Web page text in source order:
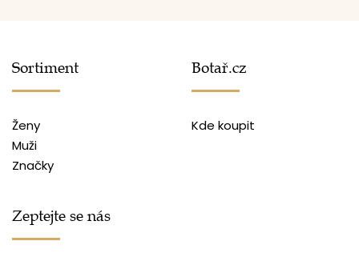
Sortiment
Ženy
Muži
Značky
Botař.cz
Kde koupit
Zeptejte se nás